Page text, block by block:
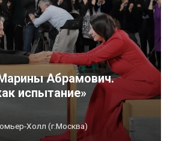
Абрамович.
испытание»
Холл (г.Москва)